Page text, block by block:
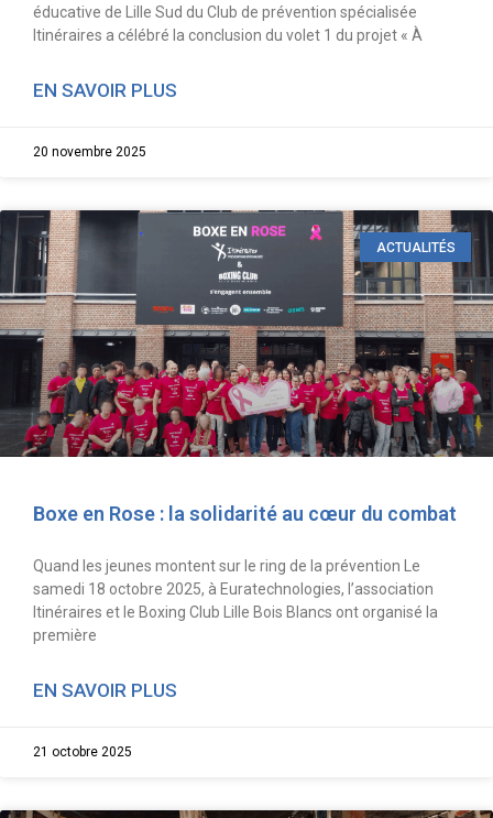
éducative de Lille Sud du Club de prévention spécialisée
Itinéraires a célébré la conclusion du volet 1 du projet « À
EN SAVOIR PLUS
20 novembre 2025
ACTUALITÉS
Boxe en Rose : la solidarité au cœur du combat
Quand les jeunes montent sur le ring de la prévention Le
samedi 18 octobre 2025, à Euratechnologies, l’association
Itinéraires et le Boxing Club Lille Bois Blancs ont organisé la
première
EN SAVOIR PLUS
21 octobre 2025